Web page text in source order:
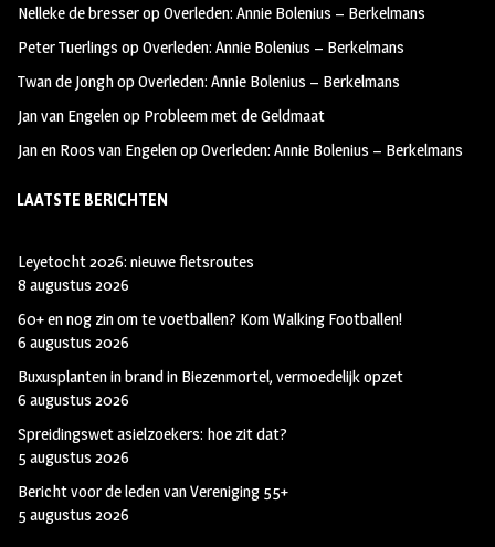
kr
a
e
r
Nelleke de bresseropOverleden: Annie Bolenius – Berkelmans
Peter Tuerlings opOverleden: Annie Bolenius – Berkelmans
Twan de JonghopOverleden: Annie Bolenius – Berkelmans
Jan van Engelenop Probleem met de Geldmaat
Jan en Roos van EngelenopOverleden: Annie Bolenius – Berkelmans
LAATSTE BERICHTEN
Leyetocht 2026: nieuwe fietsroutes
8 augustus 2026
60+ en nog zin om te voetballen? Kom Walking Footballen!
6 augustus 2026
Buxusplanten in brand in Biezenmortel, vermoedelijk opzet
6 augustus 2026
Spreidingswet asielzoekers: hoe zit dat?
5 augustus 2026
Bericht voor de leden van Vereniging 55+
5 augustus 2026